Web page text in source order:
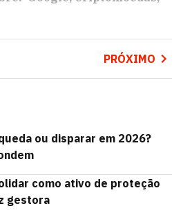
PRÓXIMO
ou disparar em 2026?
como ativo de proteção
gestora